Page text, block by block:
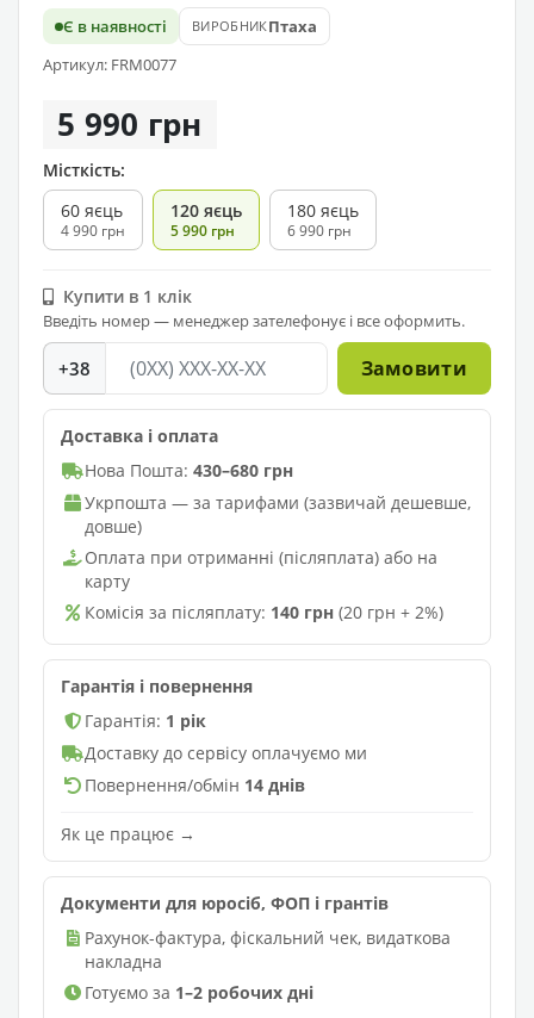
Є в наявності ВИРОБНИКПтаха
Артикул: FRM0077
5 990 грн
Місткість:
60 яєць
4 990 грн
120 яєць
5 990 грн
180 яєць
6 990 грн
Купити в 1 клік
Введіть номер — менеджер зателефонує і все оформить.
+38 Замовити
Доставка і оплата
Нова Пошта: 430–680 грн
Укрпошта — за тарифами (зазвичай дешевше,
довше)
Оплата при отриманні (післяплата) або на
карту
Комісія за післяплату: 140 грн (20 грн + 2%)
Гарантія і повернення
Гарантія: 1 рік
Доставку до сервісу оплачуємо ми
Повернення/обмін 14 днів
Як це працює →
Документи для юросіб, ФОП і грантів
Рахунок-фактура, фіскальний чек, видаткова
накладна
Готуємо за 1–2 робочих дні